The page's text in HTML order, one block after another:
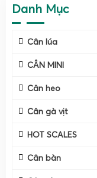
Danh Mục
Cân lúa
CÂN MINI
Cân heo
Cân gà vịt
HOT SCALES
Cân bàn